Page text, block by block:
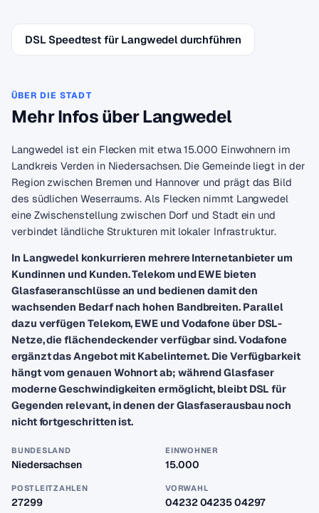
DSL Speedtest für Langwedel durchführen
ÜBER DIE STADT
Mehr Infos über Langwedel
Langwedel ist ein Flecken mit etwa 15.000 Einwohnern im
Landkreis Verden in Niedersachsen. Die Gemeinde liegt in der
Region zwischen Bremen und Hannover und prägt das Bild
des südlichen Weserraums. Als Flecken nimmt Langwedel
eine Zwischenstellung zwischen Dorf und Stadt ein und
verbindet ländliche Strukturen mit lokaler Infrastruktur.
In Langwedel konkurrieren mehrere Internetanbieter um
Kundinnen und Kunden. Telekom und EWE bieten
Glasfaseranschlüsse an und bedienen damit den
wachsenden Bedarf nach hohen Bandbreiten. Parallel
dazu verfügen Telekom, EWE und Vodafone über DSL-
Netze, die flächendeckender verfügbar sind. Vodafone
ergänzt das Angebot mit Kabelinternet. Die Verfügbarkeit
hängt vom genauen Wohnort ab; während Glasfaser
moderne Geschwindigkeiten ermöglicht, bleibt DSL für
Gegenden relevant, in denen der Glasfaserausbau noch
nicht fortgeschritten ist.
BUNDESLAND
Niedersachsen
EINWOHNER
15.000
POSTLEITZAHLEN
27299
VORWAHL
04232 04235 04297